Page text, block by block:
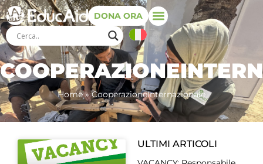
DONA ORA
Home»CooperazioneInternazionale
ULTIMI ARTICOLI